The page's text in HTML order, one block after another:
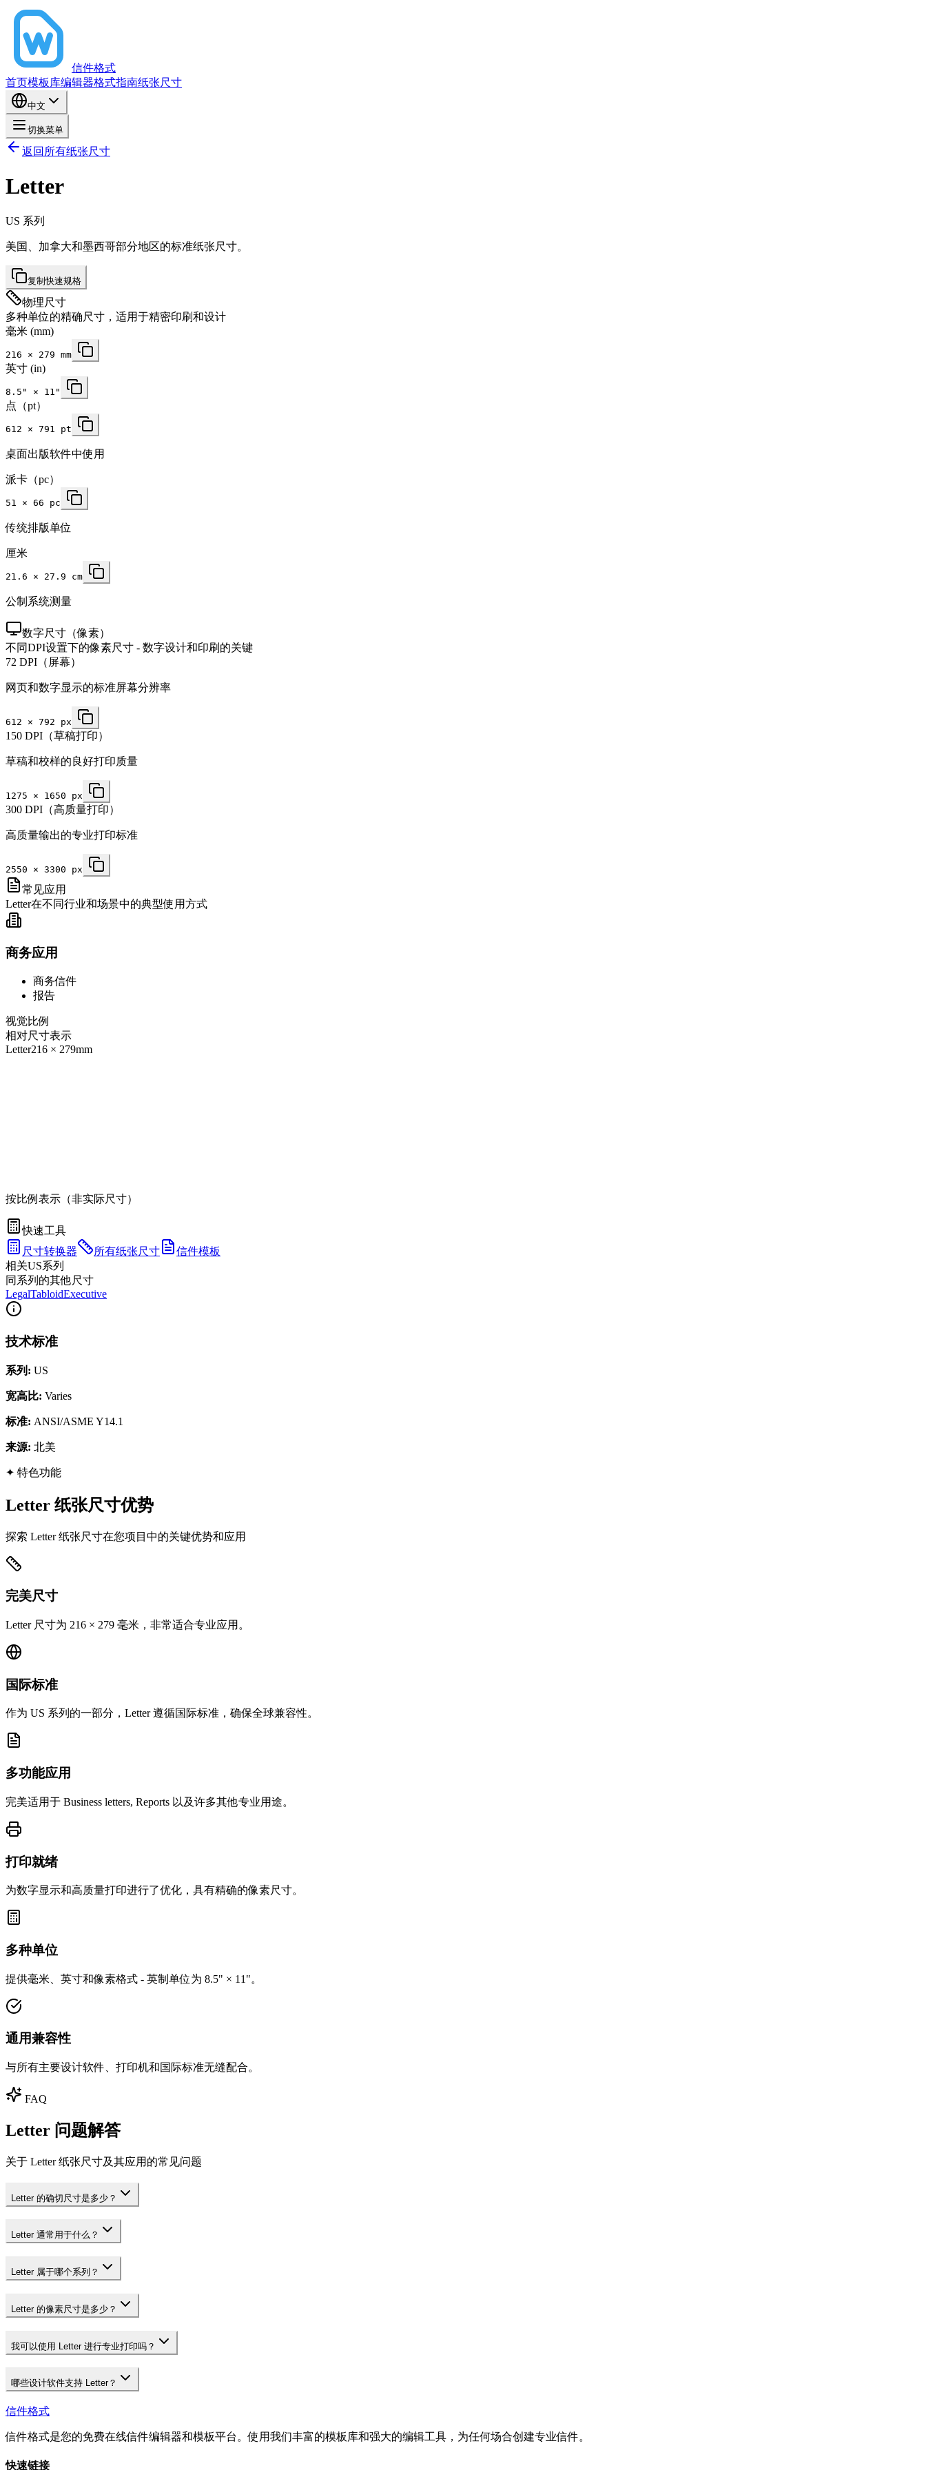
信件格式
首页模板库编辑器格式指南纸张尺寸
中文
切换菜单
返回所有纸张尺寸
Letter
US 系列
美国、加拿大和墨西哥部分地区的标准纸张尺寸。
复制快速规格
物理尺寸
多种单位的精确尺寸，适用于精密印刷和设计
毫米 (mm)
216 × 279 mm
英寸 (in)
8.5 " × 11 "
点（pt）
612 × 791 pt
桌面出版软件中使用
派卡（pc）
51 × 66 pc
传统排版单位
厘米
21.6 × 27.9 cm
公制系统测量
数字尺寸（像素）
不同DPI设置下的像素尺寸 - 数字设计和印刷的关键
72 DPI（屏幕）
网页和数字显示的标准屏幕分辨率
612 × 792 px
150 DPI（草稿打印）
草稿和校样的良好打印质量
1275 × 1650 px
300 DPI（高质量打印）
高质量输出的专业打印标准
2550 × 3300 px
常见应用
Letter在不同行业和场景中的典型使用方式
商务应用
商务信件
报告
视觉比例
相对尺寸表示
Letter216 × 279mm
按比例表示（非实际尺寸）
快速工具
尺寸转换器
所有纸张尺寸
信件模板
相关US系列
同系列的其他尺寸
LegalTabloidExecutive
技术标准
系列 : US
宽高比: Varies
标准: ANSI/ASME Y14.1
来源: 北美
✦ 特色功能
Letter 纸张尺寸优势
探索 Letter 纸张尺寸在您项目中的关键优势和应用
完美尺寸
Letter 尺寸为 216 × 279 毫米，非常适合专业应用。
国际标准
作为 US 系列的一部分，Letter 遵循国际标准，确保全球兼容性。
多功能应用
完美适用于 Business letters, Reports 以及许多其他专业用途。
打印就绪
为数字显示和高质量打印进行了优化，具有精确的像素尺寸。
多种单位
提供毫米、英寸和像素格式 - 英制单位为 8.5" × 11"。
通用兼容性
与所有主要设计软件、打印机和国际标准无缝配合。
FAQ
Letter 问题解答
关于 Letter 纸张尺寸及其应用的常见问题
Letter 的确切尺寸是多少？
Letter 通常用于什么？
Letter 属于哪个系列？
Letter 的像素尺寸是多少？
我可以使用 Letter 进行专业打印吗？
哪些设计软件支持 Letter？
信件格式
信件格式是您的免费在线信件编辑器和模板平台。使用我们丰富的模板库和强大的编辑工具，为任何场合创建专业信件。
快速链接